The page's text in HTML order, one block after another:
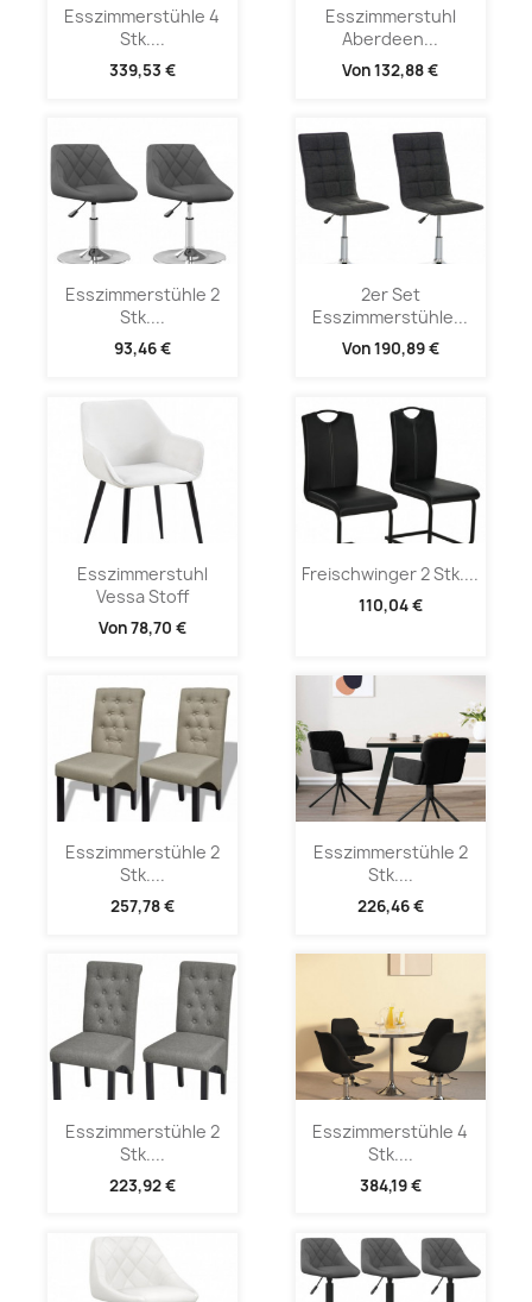
Esszimmerstühle 4
Stk....
339,53 €
Esszimmerstuhl
Aberdeen...
Von132,88 €
Esszimmerstühle 2
Stk....
93,46 €
2er Set
Esszimmerstühle...
Von190,89 €
Esszimmerstuhl
Vessa Stoff
Von78,70 €
Freischwinger 2 Stk....
110,04 €
Esszimmerstühle 2
Stk....
257,78 €
Esszimmerstühle 2
Stk....
226,46 €
Esszimmerstühle 2
Stk....
223,92 €
Esszimmerstühle 4
Stk....
384,19 €